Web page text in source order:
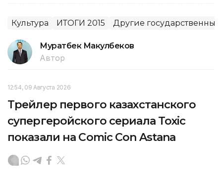
Культура ИТОГИ 2015 Другие
Муратбек Макулбеков
Автор
12:54, 09 Августа 2026
Трейлер первого казахстанского
супергеройского сериала Toxic
показали на Comic Con Astana